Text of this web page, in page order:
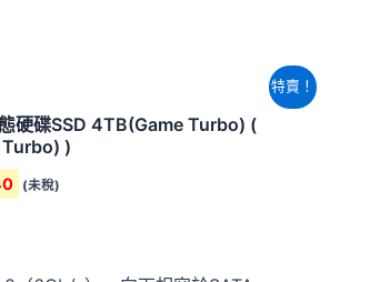
特賣！
硬碟SSD 4TB(Game Turbo) (
)
價
格：
NT$22,040。
(未稅)